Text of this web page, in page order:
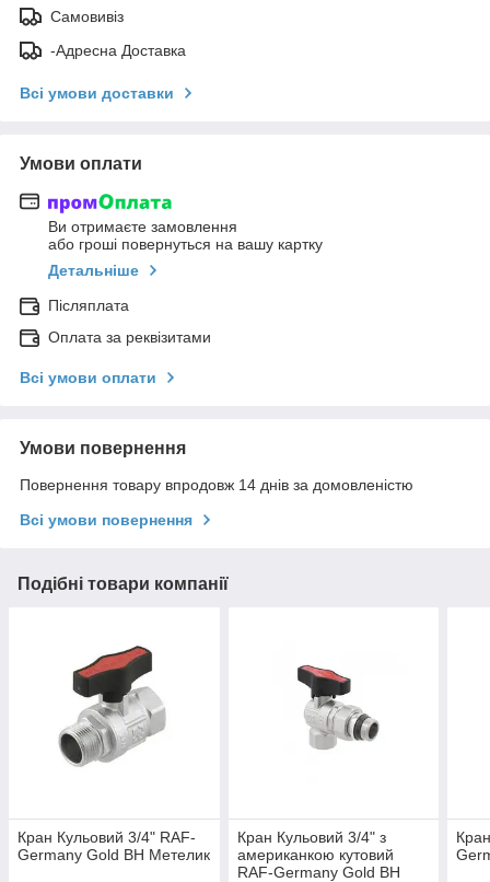
Самовивіз
-Адресна Доставка
Всі умови доставки
Умови оплати
Ви отримаєте замовлення
або гроші повернуться на вашу картку
Детальніше
Післяплата
Оплата за реквізитами
Всі умови оплати
Умови повернення
Повернення товару впродовж 14 днів за домовленістю
Всі умови повернення
Подібні товари компанії
Кран Кульовий 3/4" RAF-
Germany Gold ВН Метелик
Кран Кульовий 3/4" з
американкою кутовий
RAF-Germany Gold ВН